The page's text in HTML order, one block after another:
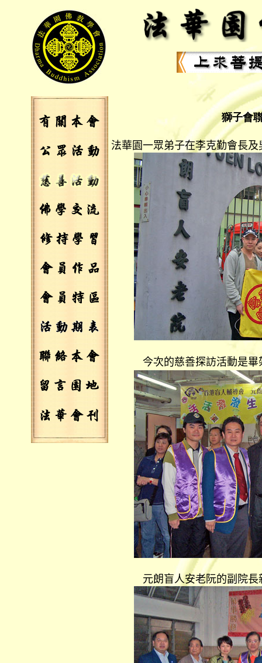
獅子會
法華園一眾弟子在李克勤會長
今次的慈善探訪活動是
元朗盲人安老阮的副院